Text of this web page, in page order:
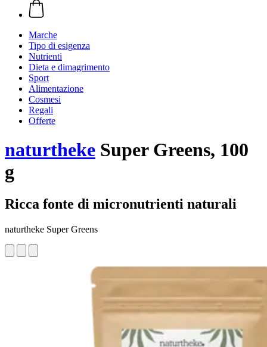
Marche
Tipo di esigenza
Nutrienti
Dieta e dimagrimento
Sport
Alimentazione
Cosmesi
Regali
Offerte
naturtheke Super Greens, 100
g
Ricca fonte di micronutrienti naturali
naturtheke Super Greens